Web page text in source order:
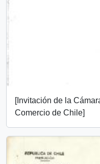
[Invitación de la
Comercio de Chile]